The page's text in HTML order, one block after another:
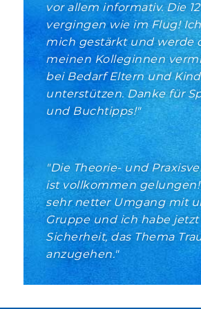
vor allem informativ. Die
vergingen wie im Flug!
mich gestärkt und werde
meinen Kolleginnen
bei Bedarf Eltern und
unterstützen. Danke für
und Buchtipps!
Die Theorie- und
ist vollkommen gelungen!
sehr netter Umgang mit
Gruppe und ich habe
Sicherheit, das Thema
anzugehen.